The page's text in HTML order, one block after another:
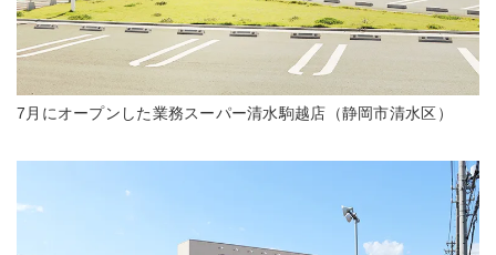
7月にオープンした業務スーパー清水駒越店（静岡市清水区）